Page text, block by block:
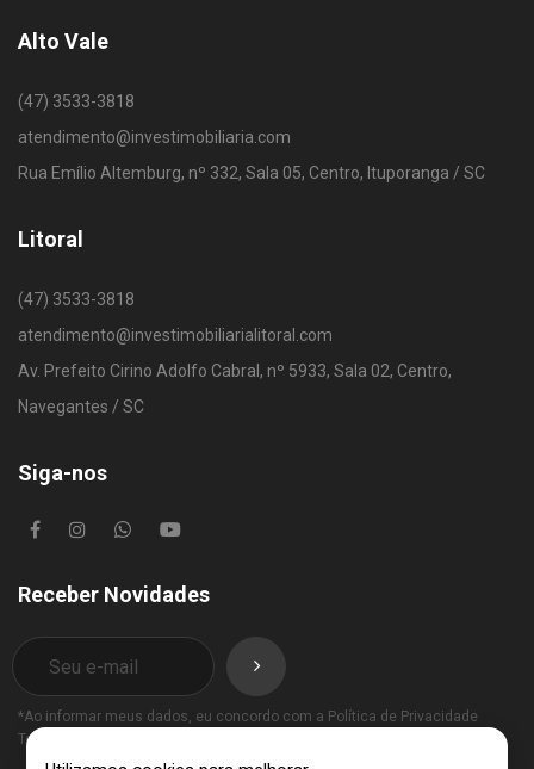
Alto Vale
(47) 3533-3818
atendimento@investimobiliaria.com
Rua Emílio Altemburg, nº 332, Sala 05, Centro, Ituporanga / SC
Litoral
(47) 3533-3818
atendimento@investimobiliarialitoral.com
Av. Prefeito Cirino Adolfo Cabral, nº 5933, Sala 02, Centro,
Navegantes / SC
Siga-nos
Receber Novidades
*Ao informar meus dados, eu concordo com a Política de Privacidade
Termos de Uso